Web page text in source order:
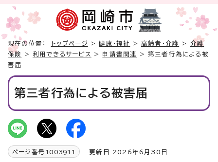
現在の位置： トップページ >健康・福祉 > 高齢者・介護 > 介護
保険
> 利用できるサービス > 申請書関連
> 第三者行為による被
害届
第三者行為による被害届
ページ番号 1003911 更新日 2026年6月30日